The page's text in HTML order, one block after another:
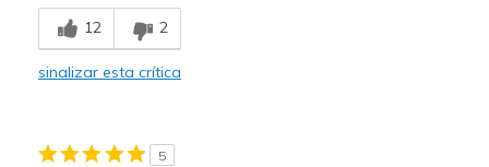
Breathe Well
Comfortable
12 2
sinalizar esta crítica
5